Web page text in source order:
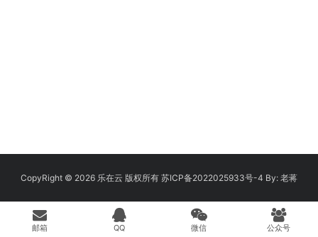
CopyRight © 2026 乐在云 版权所有 苏ICP备2022025933号-4 By: 老蒋
邮箱 QQ 微信 公众号